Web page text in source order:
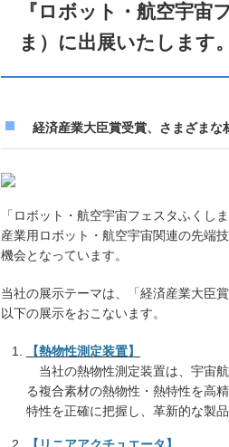
『ロボット・航空宇
ま）に出展いたします
経済産業大臣賞受賞、さまざま
「ロボット・航空宇宙フェスタふくし
産業用ロボット・航空宇宙関連の先端
機会となっています。
当社の展示テーマは、「経済産業大臣
以下の展示をおこないます。
【熱物性測定装置】
当社の熱物性測定装置は、宇宙
る複合素材の熱物性・熱特性を高
特性を正確に把握し、革新的な製